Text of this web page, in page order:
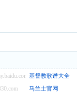
基督教歌谱大全
马兰士官网